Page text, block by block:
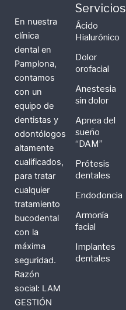
En nuestra
clínica
dental en
Pamplona,
contamos
con un
equipo de
dentistas y
odontólogos
altamente
cualificados,
para tratar
cualquier
tratamiento
bucodental
con la
máxima
seguridad.
Razón
social: LAM
GESTIÓN
Servicios
Ácido
Hialurónico
Dolor
orofacial
Anestesia
sin dolor
Apnea del
sueño
“DAM”
Prótesis
dentales
Endodoncia
Armonía
facial
Implantes
dentales